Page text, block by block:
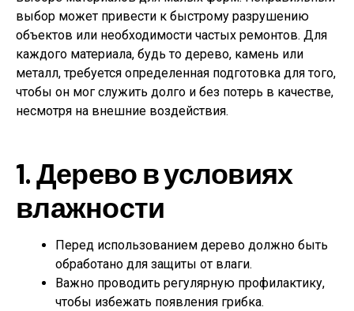
выбор может привести к быстрому разрушению
объектов или необходимости частых ремонтов. Для
каждого материала, будь то дерево, камень или
металл, требуется определенная подготовка для того,
чтобы он мог служить долго и без потерь в качестве,
несмотря на внешние воздействия.
1. Дерево в условиях
влажности
Перед использованием дерево должно быть
обработано для защиты от влаги.
Важно проводить регулярную профилактику,
чтобы избежать появления грибка.